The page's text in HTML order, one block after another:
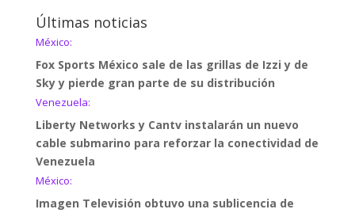
Últimas noticias
México:
Fox Sports México sale de las grillas de Izzi y de
Sky y pierde gran parte de su distribución
Venezuela:
Liberty Networks y Cantv instalarán un nuevo
cable submarino para reforzar la conectividad de
Venezuela
México:
Imagen Televisión obtuvo una sublicencia de